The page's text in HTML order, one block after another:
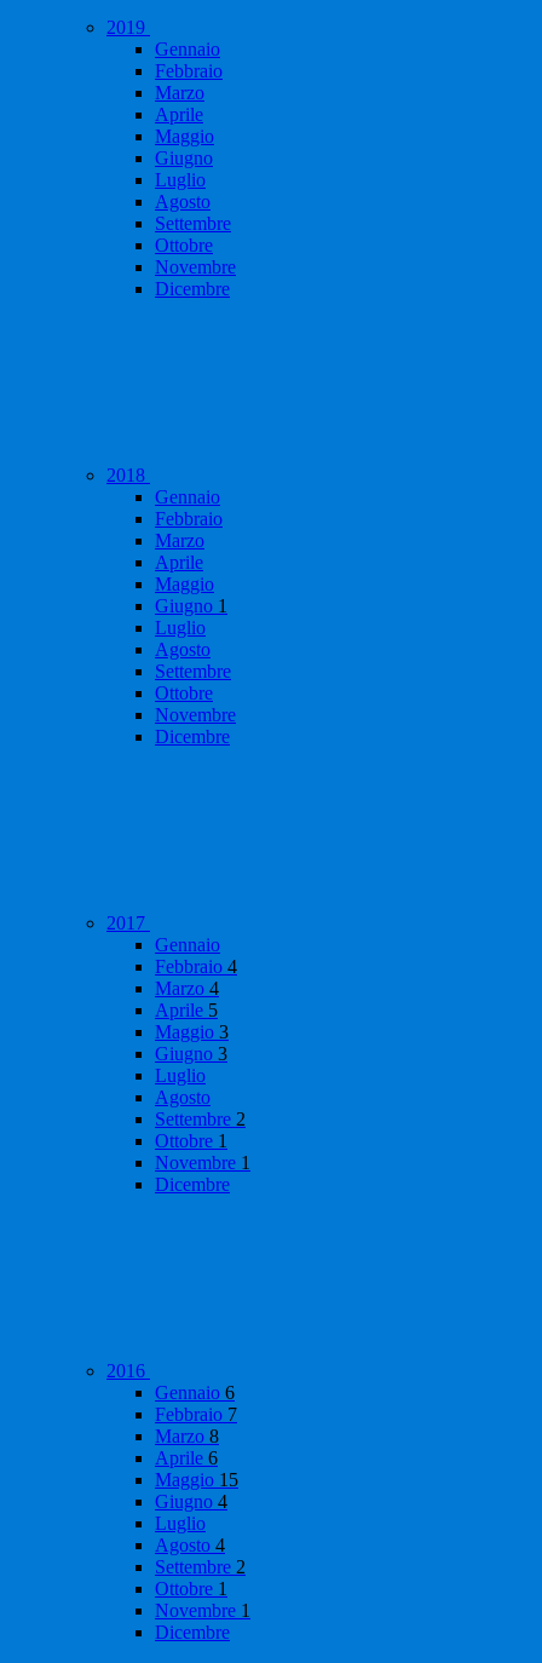
2019
Gennaio
Febbraio
Marzo
Aprile
Maggio
Giugno
Luglio
Agosto
Settembre
Ottobre
Novembre
Dicembre
2018
Gennaio
Febbraio
Marzo
Aprile
Maggio
Giugno 1
Luglio
Agosto
Settembre
Ottobre
Novembre
Dicembre
2017
Gennaio
Febbraio 4
Marzo 4
Aprile 5
Maggio 3
Giugno 3
Luglio
Agosto
Settembre 2
Ottobre 1
Novembre 1
Dicembre
2016
Gennaio 6
Febbraio 7
Marzo 8
Aprile 6
Maggio 15
Giugno 4
Luglio
Agosto 4
Settembre 2
Ottobre 1
Novembre 1
Dicembre